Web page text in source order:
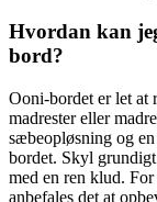
Hvordan kan
bord?
Ooni-bordet er let at
madrester eller
sæbeopløsning og
bordet. Skyl
med en ren klud.
anbefales det at